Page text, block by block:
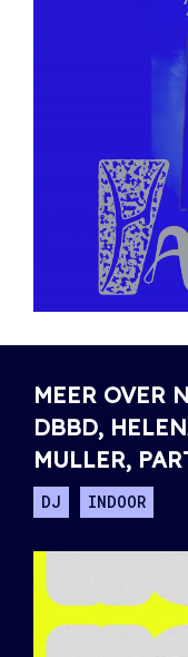
MEER OVER
DBBD,
MULLER,
DJ INDOOR